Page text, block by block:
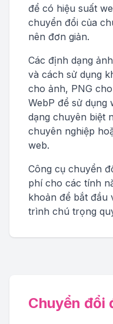
để có hiệu suất
chuyển đổi của
nên đơn giản.
Các định dạng
và cách sử dụng
cho ảnh, PNG
WebP để sử dụng
dạng chuyên biệt
chuyên nghiệp
web.
Công cụ chuyển
phí cho các tính
khoản để bắt đầu
trình chú trọng
Chuyển đổi